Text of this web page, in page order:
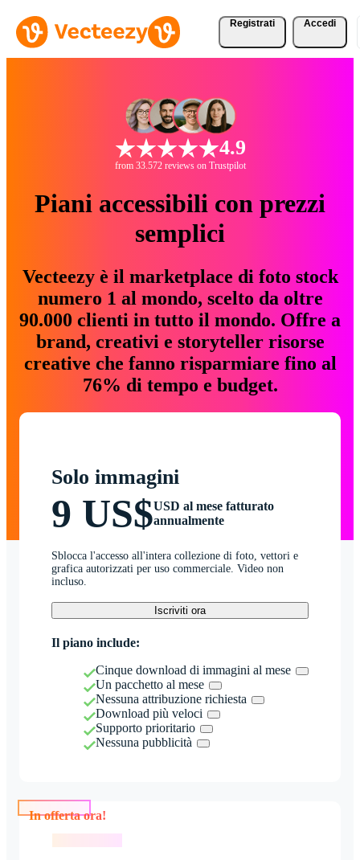
Registrati Accedi
4.9
from 33.572 reviews on Trustpilot
Piani accessibili con prezzi
semplici
Vecteezy è il marketplace di foto stock
numero 1 al mondo, scelto da oltre
90.000 clienti in tutto il mondo. Offre a
brand, creativi e storyteller risorse
creative che fanno risparmiare fino al
76% di tempo e budget.
Solo immagini
9 US$USD al mese fatturato
annualmente
Sblocca l'accesso all'intera collezione di foto, vettori e
grafica autorizzati per uso commerciale. Video non
incluso.
Iscriviti ora
Il piano include:
Cinque download di immagini al mese
Un pacchetto al mese
Nessuna attribuzione richiesta
Download più veloci
Supporto prioritario
Nessuna pubblicità